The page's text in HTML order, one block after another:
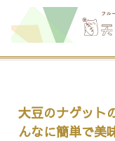
大豆のナゲット
んなに簡単で美